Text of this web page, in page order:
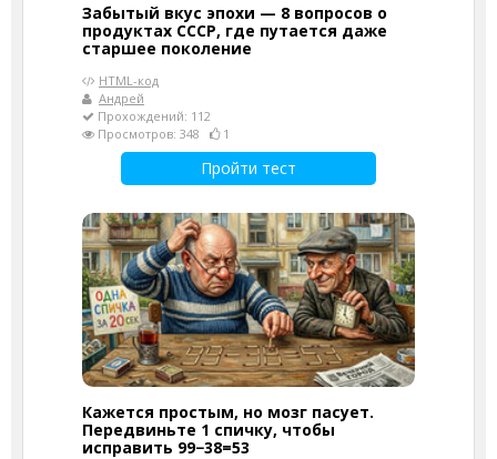
Забытый вкус эпохи — 8 вопросов о
продуктах СССР, где путается даже
старшее поколение
HTML-код
Андрей
Прохождений: 112
Просмотров: 348
1
Пройти тест
Кажется простым, но мозг пасует.
Передвиньте 1 спичку, чтобы
исправить 99−38=53